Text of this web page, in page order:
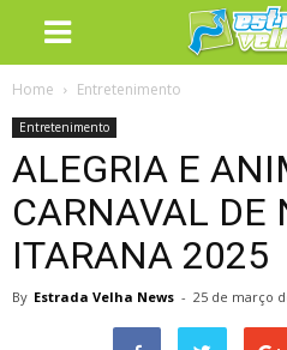
Home Entretenimento
Entretenimento
ALEGRIA E
CARNAVAL DE
ITARANA 2025
By Estrada Velha News - 25 de março